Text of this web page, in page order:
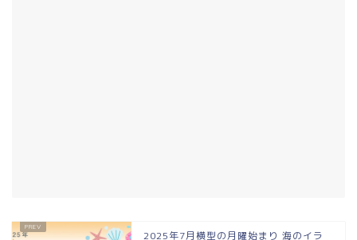
2025年7月横型の月曜始まり 海のイラ